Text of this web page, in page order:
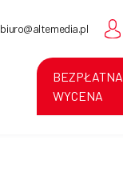
biuro@altemedia.pl
BEZPŁATNA
WYCENA